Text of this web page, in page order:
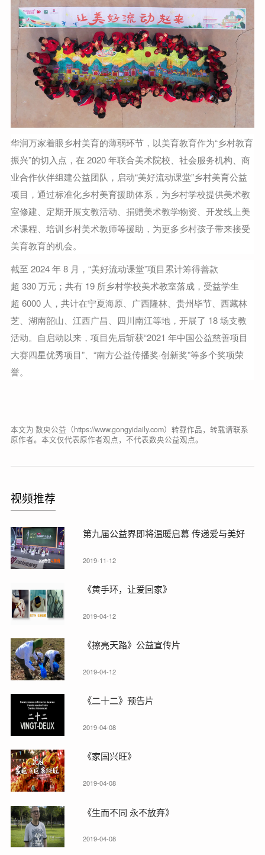
华润万家着眼乡村美育的薄弱环节，以美育教育作为“乡村教育
振兴”的切入点，在 2020 年联合美术院校、社会服务机构、商
业合作伙伴组建公益团队，启动“美好流动课堂”乡村美育公益
项目，通过标准化乡村美育援助体系，为乡村学校提供美术教
室修建、定期开展支教活动、捐赠美术教学物资、开发线上美
术课程、培训乡村美术教师等援助，为更多乡村孩子带来接受
美育教育的机会。
截至 2024 年 8 月，“美好流动课堂”项目累计筹得善款
超 330 万元；共有 19 所乡村学校美术教室落成，受益学生
超 6000 人，共计在宁夏海原、广西隆林、贵州毕节、西藏林
芝、湖南韶山、江西广昌、四川南江等地，开展了 18 场支教
活动。自启动以来，项目先后斩获“2021 年中国公益慈善项目
大赛四星优秀项目”、“南方公益传播奖·创新奖”等多个奖项荣
誉。
本文为 数央公益（https://www.gongyidaily.com）转载作品，转载请联系
原作者。本文仅代表原作者观点，不代表数央公益观点。
视频推荐
第九届公益界即将温暖启幕 传递爱与美好
2019-11-12
《黄手环，让爱回家》
2019-04-12
《擦亮天路》公益宣传片
2019-04-12
《二十二》预告片
2019-04-08
《家国兴旺》
2019-04-08
《生而不同 永不放弃》
2019-04-08